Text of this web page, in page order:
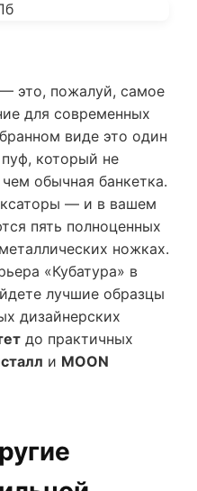
это, пожалуй, самое
для современных
виде это один
который не
обычная банкетка.
— и в вашем
пять полноценных
ножках.
«Кубатура» в
лучшие образцы
дизайнерских
до практичных
и MOON